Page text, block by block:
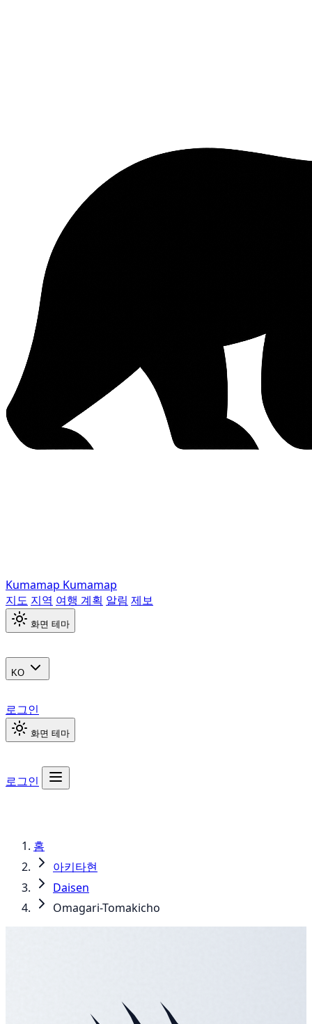
Kumamap Kumamap
지도 지역 여행 계획 알림 제보
화면 테마
KO
로그인
화면 테마
로그인
홈
아키타현
Daisen
Omagari-Tomakicho